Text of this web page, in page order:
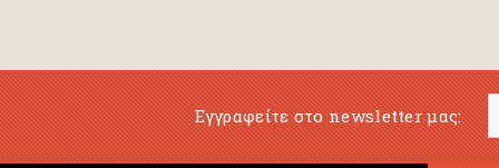
Εγγραφείτε στο newsletter μας: